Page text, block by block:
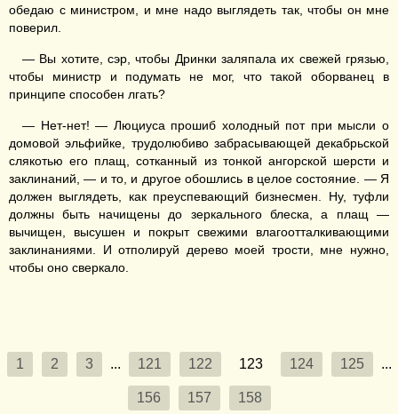
обедаю с министром, и мне надо выглядеть так, чтобы он мне
поверил.
— Вы хотите, сэр, чтобы Дринки заляпала их свежей грязью,
чтобы министр и подумать не мог, что такой оборванец в
принципе способен лгать?
— Нет-нет! — Люциуса прошиб холодный пот при мысли о
домовой эльфийке, трудолюбиво забрасывающей декабрьской
слякотью его плащ, сотканный из тонкой ангорской шерсти и
заклинаний, — и то, и другое обошлись в целое состояние. — Я
должен выглядеть, как преуспевающий бизнесмен. Ну, туфли
должны быть начищены до зеркального блеска, а плащ —
вычищен, высушен и покрыт свежими влагоотталкивающими
заклинаниями. И отполируй дерево моей трости, мне нужно,
чтобы оно сверкало.
1 2 3 ... 121 122 123 124 125 ...
156 157 158